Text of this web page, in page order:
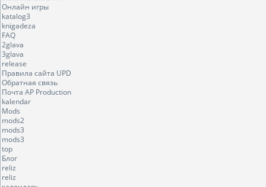
Онлайн игры
katalog3
knigadeza
FAQ
2glava
3glava
release
Правила сайта UPD
Обратная связь
Почта AP Production
kalendar
Mods
mods2
mods3
mods3
top
Блог
reliz
reliz